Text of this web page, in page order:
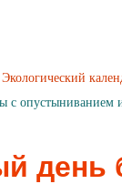
Экологический
опустыниванием
день